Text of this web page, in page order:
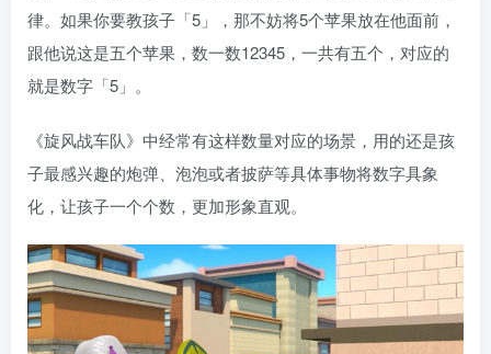
律。如果你要教孩子「5」，那不妨将5个苹果放在他面前，
跟他说这是五个苹果，数一数12345，一共有五个，对应的
就是数字「5」。
《旋风战车队》中经常有这样数量对应的场景，用的还是孩
子最感兴趣的炮弹、泡泡或者披萨等具体事物将数字具象
化，让孩子一个个数，更加形象直观。